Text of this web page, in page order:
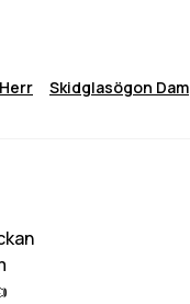
Skidglasögon Dam